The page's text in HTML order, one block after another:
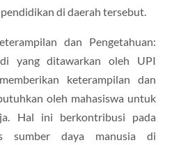
di daerah tersebut.
dan Pengetahuan:
yang ditawarkan oleh UPI
keterampilan dan
oleh mahasiswa untuk
Hal ini berkontribusi pada
sumber daya manusia di